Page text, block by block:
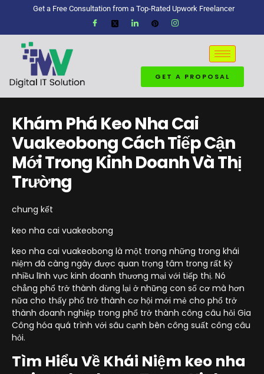
Get a Free Consultation from a Top-Rated Upwork Freelancer
GET A PROPOSAL
Khám Phá Keo Nha Cai
Vuakeobong Cách Tiếp Cận
Mới Trong Kinh Doanh Và Thị
Trường
chung kết
keo nha cai vuakeobong
keo nha cai vuakeobong là một trong những trong khái
niệm đã càng ngày được quan trọng tâm trong rất kỳ
nhiều lĩnh vực kinh doanh thương mại với tiếp thị. Nó
chẳng phổ trở thành dừng lại ở những con số cơ mà hơn
nữa cho thấy phổ trở thành cơ hội mới mẻ cho phổ trở
thành doanh nghiệp trong phổ trở thành công câu hỏi Gia
Công hóa quá trình với sâu cạnh bên công suất công câu
hỏi.
Tìm Hiểu Về Khái Niệm keo nha